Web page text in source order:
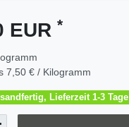
EUR *
7,50 € / Kilogramm
Lieferzeit 1-3 Tage